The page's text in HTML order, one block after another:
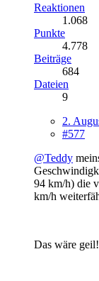
Reaktionen
1.068
Punkte
4.778
Beiträge
684
Dateien
9
2.
#577
@Teddy
94 km/h) die
km/h
Das wäre geil!